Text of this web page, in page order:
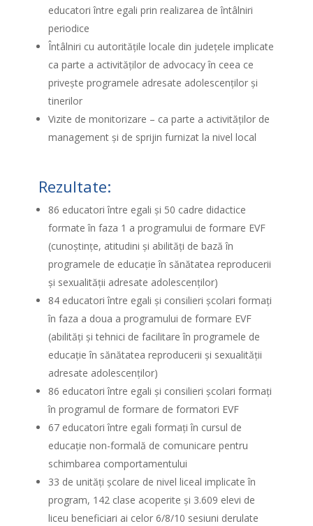
educatori între egali prin realizarea de întâlniri
periodice
Întâlniri cu autoritățile locale din județele implicate
ca parte a activităților de advocacy în ceea ce
privește programele adresate adolescenților și
tinerilor
Vizite de monitorizare – ca parte a activităților de
management și de sprijin furnizat la nivel local
Rezultate:
86 educatori între egali și 50 cadre didactice
formate în faza 1 a programului de formare EVF
(cunoștințe, atitudini și abilități de bază în
programele de educație în sănătatea reproducerii
și sexualității adresate adolescenților)
84 educatori între egali și consilieri școlari formați
în faza a doua a programului de formare EVF
(abilități și tehnici de facilitare în programele de
educație în sănătatea reproducerii și sexualității
adresate adolescenților)
86 educatori între egali și consilieri școlari formați
în programul de formare de formatori EVF
67 educatori între egali formați în cursul de
educație non-formală de comunicare pentru
schimbarea comportamentului
33 de unități școlare de nivel liceal implicate în
program, 142 clase acoperite și 3.609 elevi de
liceu beneficiari ai celor 6/8/10 sesiuni derulate